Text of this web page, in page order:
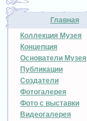
Главная
Коллекция Музея
Концепция
Основатели Музея
Публикации
Создатели
Фотогалерея
Фото с выставки
Видеогалерея